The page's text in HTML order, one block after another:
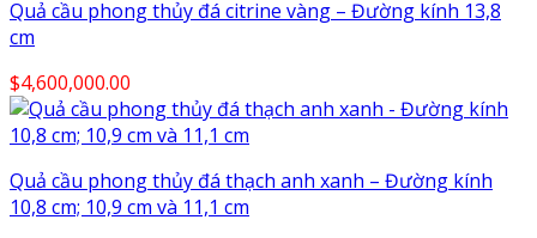
Quả cầu phong thủy đá citrine vàng – Đường kính 13,8
cm
$4,600,000.00
Quả cầu phong thủy đá thạch anh xanh – Đường kính
10,8 cm; 10,9 cm và 11,1 cm